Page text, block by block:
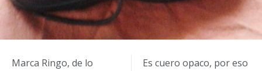
Marca Ringo, de lo
Es cuero opaco, por eso